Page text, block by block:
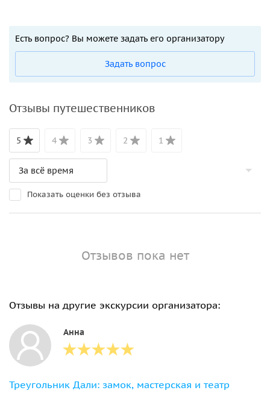
Есть вопрос? Вы можете задать его организатору
Задать вопрос
Отзывы путешественников
5 4 3 2 1
Показать оценки без отзыва
Отзывов пока нет
Отзывы на другие экскурсии организатора:
Анна
Треугольник Дали: замок, мастерская и театр